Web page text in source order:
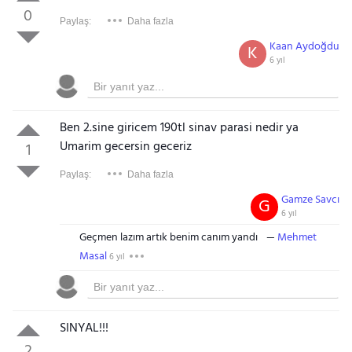
0 Paylaş: Daha fazla
Kaan Aydoğdu
6 yıl
K
1
Ben 2.sine giricem 190tl sinav parasi nedir ya
Umarim gecersin geceriz
Paylaş: Daha fazla
Gamze Savcı
6 yıl
G
Geçmen lazım artık benim canım yandı
Mehmet
Masal6 yıl
SINYAL!!!